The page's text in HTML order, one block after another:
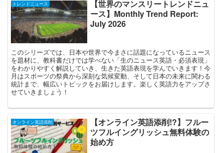
トレンドニュース
【世界のマンスリートレンドニュ
ース】Monthly Trend Report:
July 2026
このシリーズでは、日本や世界で今まさに話題になっているニュース
を題材に、教科書だけでは学べない「生のニュース英語・必須表現」
をわかりやすく解説していき、生きた英語表現を学んでいきます！今
月はスポーツの祭典から深刻な気候変動、そして日本の未来に関わる
統計まで、幅広いトピックをお届けします。楽しく英語力をアップさ
せていきましょう！
オンライン英語添削
【オンライン英語添削!?】フルー
ツフルイングリッシュ無料体験の
始め方